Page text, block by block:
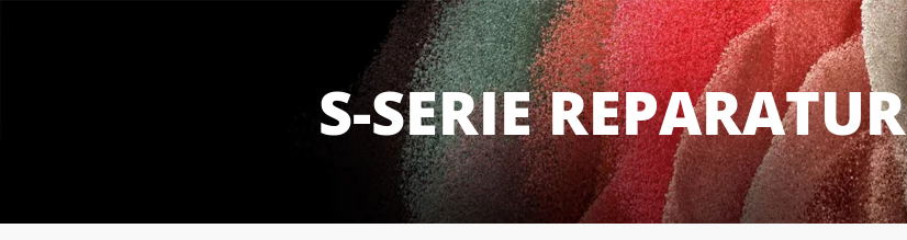
S-SERIE REPARATUR